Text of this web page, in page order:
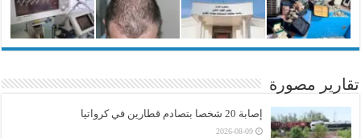
تقارير مصورة
إصابة 20 شخصا بتصادم قطارين في كرواتيا
2026-08-09